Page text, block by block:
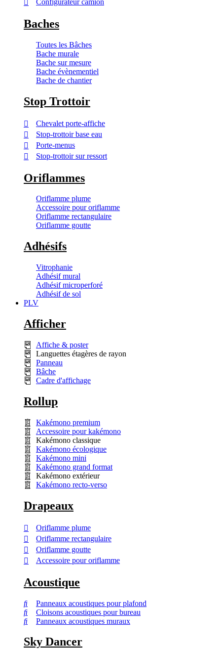
Configurateur camion
Baches
Toutes les Bâches
Bache murale
Bache sur mesure
Bache évènementiel
Bache de chantier
Stop Trottoir
Chevalet porte-affiche
Stop-trottoir base eau
Porte-menus
Stop-trottoir sur ressort
Oriflammes
Oriflamme plume
Accessoire pour oriflamme
Oriflamme rectangulaire
Oriflamme goutte
Adhésifs
Vitrophanie
Adhésif mural
Adhésif microperforé
Adhésif de sol
PLV
Afficher
Affiche & poster
Languettes étagères de rayon
Panneau
Bâche
Cadre d'affichage
Rollup
Kakémono premium
Accessoire pour kakémono
Kakémono classique
Kakémono écologique
Kakémono mini
Kakémono grand format
Kakémono extérieur
Kakémono recto-verso
Drapeaux
Oriflamme plume
Oriflamme rectangulaire
Oriflamme goutte
Accessoire pour oriflamme
Acoustique
Panneaux acoustiques pour plafond
Cloisons acoustiques pour bureau
Panneaux acoustiques muraux
Sky Dancer